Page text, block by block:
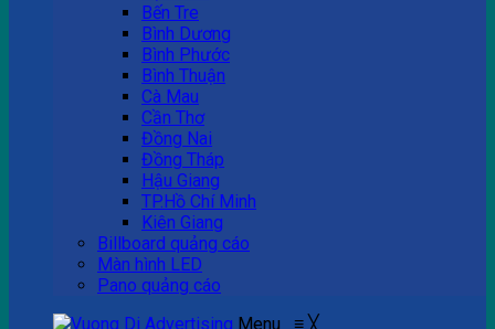
Bến Tre
Bình Dương
Bình Phước
Bình Thuận
Cà Mau
Cần Thơ
Đồng Nai
Đồng Tháp
Hậu Giang
TP.Hồ Chí Minh
Kiên Giang
Billboard quảng cáo
Màn hình LED
Pano quảng cáo
Menu ≡ ╳